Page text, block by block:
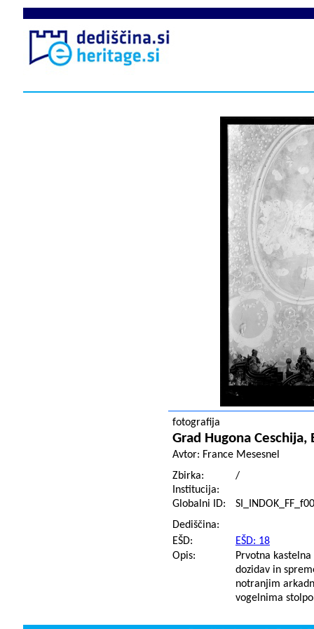
fotografija
Grad Hugona Ceschija,
Avtor: France Mesesnel
Zbirka:
/
Institucija:
Globalni ID:
Dediščina:
EŠD:
EŠD: 18
Opis:
Prvotna
dozidav in
notranjim
vogelnima